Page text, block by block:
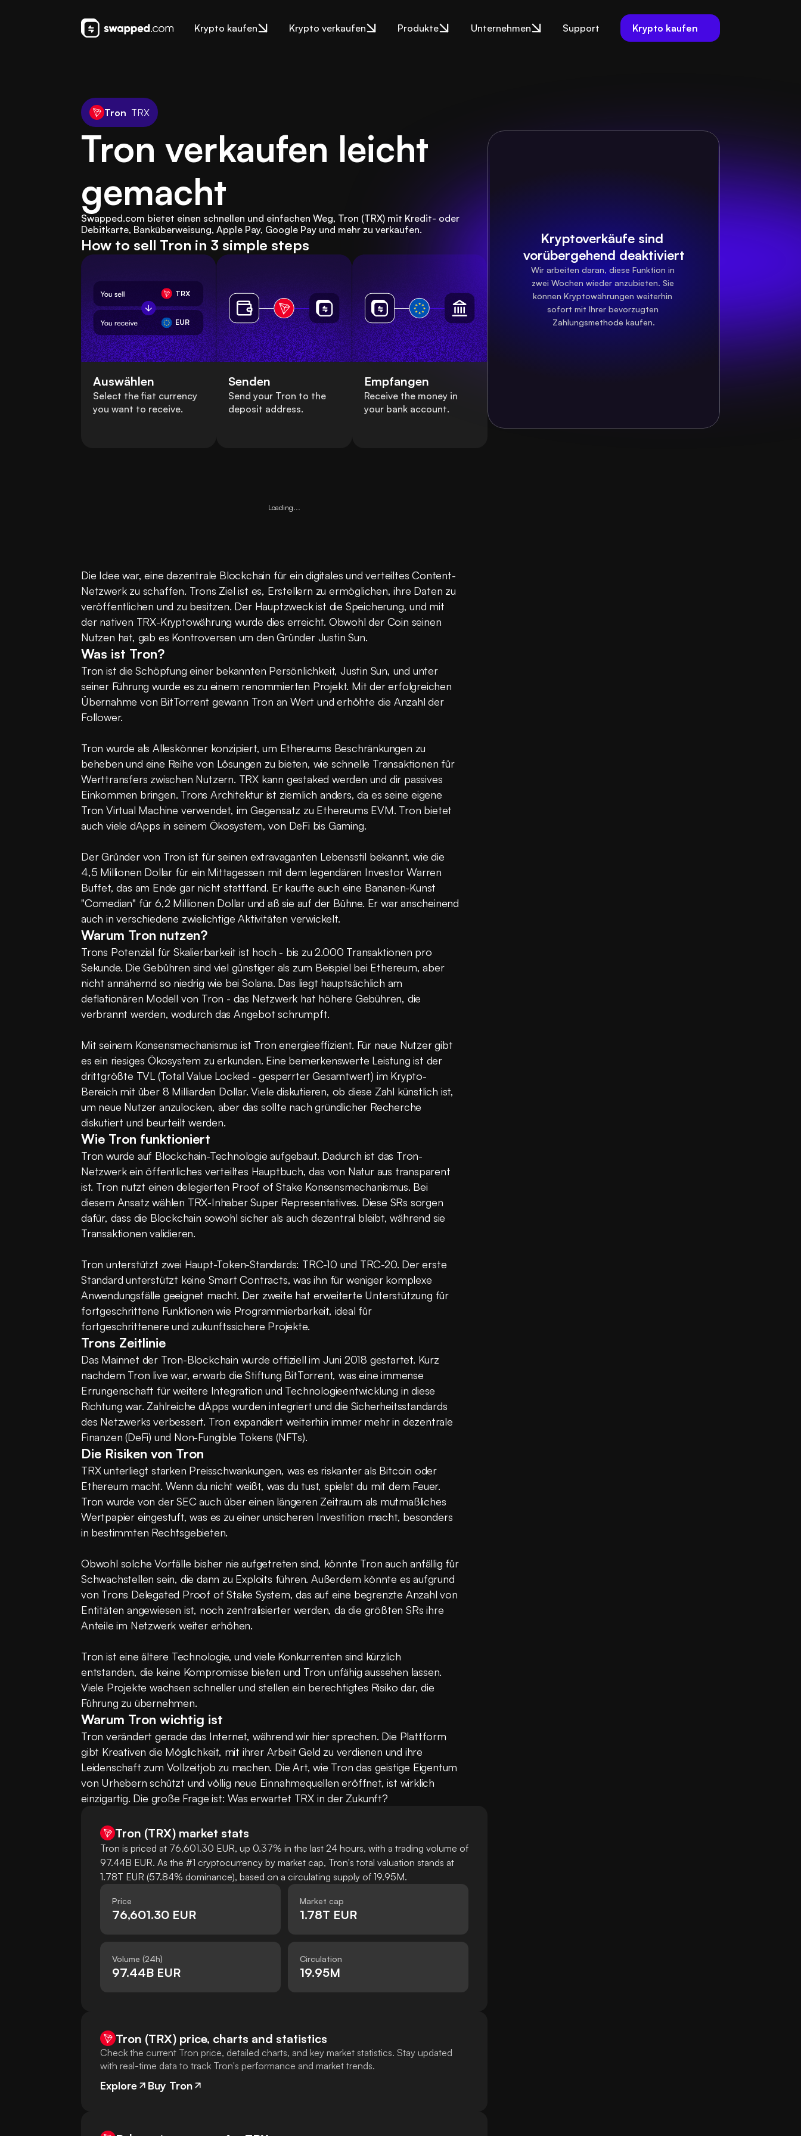
Krypto kaufen Krypto verkaufen Produkte Unternehmen Support Krypto kaufen
Tron TRX
Tron verkaufen leicht
gemacht
Swapped.com bietet einen schnellen und einfachen Weg, Tron (TRX) mit Kredit- oder
Debitkarte, Banküberweisung, Apple Pay, Google Pay und mehr zu verkaufen.
How to sell Tron in 3 simple steps
TRX
EUR
Auswählen
Select the fiat currency
you want to receive.
Senden
Send your Tron to the
deposit address.
Empfangen
Receive the money in
your bank account.
Loading...
Die Idee war, eine dezentrale Blockchain für ein digitales und verteiltes Content-
Netzwerk zu schaffen. Trons Ziel ist es, Erstellern zu ermöglichen, ihre Daten zu
veröffentlichen und zu besitzen. Der Hauptzweck ist die Speicherung, und mit
der nativen TRX-Kryptowährung wurde dies erreicht. Obwohl der Coin seinen
Nutzen hat, gab es Kontroversen um den Gründer Justin Sun.
Was ist Tron?
Tron ist die Schöpfung einer bekannten Persönlichkeit, Justin Sun, und unter
seiner Führung wurde es zu einem renommierten Projekt. Mit der erfolgreichen
Übernahme von BitTorrent gewann Tron an Wert und erhöhte die Anzahl der
Follower.
Tron wurde als Alleskönner konzipiert, um Ethereums Beschränkungen zu
beheben und eine Reihe von Lösungen zu bieten, wie schnelle Transaktionen für
Werttransfers zwischen Nutzern. TRX kann gestaked werden und dir passives
Einkommen bringen. Trons Architektur ist ziemlich anders, da es seine eigene
Tron Virtual Machine verwendet, im Gegensatz zu Ethereums EVM. Tron bietet
auch viele dApps in seinem Ökosystem, von DeFi bis Gaming.
Der Gründer von Tron ist für seinen extravaganten Lebensstil bekannt, wie die
4,5 Millionen Dollar für ein Mittagessen mit dem legendären Investor Warren
Buffet, das am Ende gar nicht stattfand. Er kaufte auch eine Bananen-Kunst
"Comedian" für 6,2 Millionen Dollar und aß sie auf der Bühne. Er war anscheinend
auch in verschiedene zwielichtige Aktivitäten verwickelt.
Warum Tron nutzen?
Trons Potenzial für Skalierbarkeit ist hoch - bis zu 2.000 Transaktionen pro
Sekunde. Die Gebühren sind viel günstiger als zum Beispiel bei Ethereum, aber
nicht annähernd so niedrig wie bei Solana. Das liegt hauptsächlich am
deflationären Modell von Tron - das Netzwerk hat höhere Gebühren, die
verbrannt werden, wodurch das Angebot schrumpft.
Mit seinem Konsensmechanismus ist Tron energieeffizient. Für neue Nutzer gibt
es ein riesiges Ökosystem zu erkunden. Eine bemerkenswerte Leistung ist der
drittgrößte TVL (Total Value Locked - gesperrter Gesamtwert) im Krypto-
Bereich mit über 8 Milliarden Dollar. Viele diskutieren, ob diese Zahl künstlich ist,
um neue Nutzer anzulocken, aber das sollte nach gründlicher Recherche
diskutiert und beurteilt werden.
Wie Tron funktioniert
Tron wurde auf Blockchain-Technologie aufgebaut. Dadurch ist das Tron-
Netzwerk ein öffentliches verteiltes Hauptbuch, das von Natur aus transparent
ist. Tron nutzt einen delegierten Proof of Stake Konsensmechanismus. Bei
diesem Ansatz wählen TRX-Inhaber Super Representatives. Diese SRs sorgen
dafür, dass die Blockchain sowohl sicher als auch dezentral bleibt, während sie
Transaktionen validieren.
Tron unterstützt zwei Haupt-Token-Standards: TRC-10 und TRC-20. Der erste
Standard unterstützt keine Smart Contracts, was ihn für weniger komplexe
Anwendungsfälle geeignet macht. Der zweite hat erweiterte Unterstützung für
fortgeschrittene Funktionen wie Programmierbarkeit, ideal für
fortgeschrittenere und zukunftssichere Projekte.
Trons Zeitlinie
Das Mainnet der Tron-Blockchain wurde offiziell im Juni 2018 gestartet. Kurz
nachdem Tron live war, erwarb die Stiftung BitTorrent, was eine immense
Errungenschaft für weitere Integration und Technologieentwicklung in diese
Richtung war. Zahlreiche dApps wurden integriert und die Sicherheitsstandards
des Netzwerks verbessert. Tron expandiert weiterhin immer mehr in dezentrale
Finanzen (DeFi) und Non-Fungible Tokens (NFTs).
Die Risiken von Tron
TRX unterliegt starken Preisschwankungen, was es riskanter als Bitcoin oder
Ethereum macht. Wenn du nicht weißt, was du tust, spielst du mit dem Feuer.
Tron wurde von der SEC auch über einen längeren Zeitraum als mutmaßliches
Wertpapier eingestuft, was es zu einer unsicheren Investition macht, besonders
in bestimmten Rechtsgebieten.
Obwohl solche Vorfälle bisher nie aufgetreten sind, könnte Tron auch anfällig für
Schwachstellen sein, die dann zu Exploits führen. Außerdem könnte es aufgrund
von Trons Delegated Proof of Stake System, das auf eine begrenzte Anzahl von
Entitäten angewiesen ist, noch zentralisierter werden, da die größten SRs ihre
Anteile im Netzwerk weiter erhöhen.
Tron ist eine ältere Technologie, und viele Konkurrenten sind kürzlich
entstanden, die keine Kompromisse bieten und Tron unfähig aussehen lassen.
Viele Projekte wachsen schneller und stellen ein berechtigtes Risiko dar, die
Führung zu übernehmen.
Warum Tron wichtig ist
Tron verändert gerade das Internet, während wir hier sprechen. Die Plattform
gibt Kreativen die Möglichkeit, mit ihrer Arbeit Geld zu verdienen und ihre
Leidenschaft zum Vollzeitjob zu machen. Die Art, wie Tron das geistige Eigentum
von Urhebern schützt und völlig neue Einnahmequellen eröffnet, ist wirklich
einzigartig. Die große Frage ist: Was erwartet TRX in der Zukunft?
Tron (TRX) market stats
Tron is priced at 76,601.30 EUR, up 0.37% in the last 24 hours, with a trading volume of
97.44B EUR. As the #1 cryptocurrency by market cap, Tron's total valuation stands at
1.78T EUR (57.84% dominance), based on a circulating supply of 19.95M.
Price
76,601.30 EUR
Market cap
1.78T EUR
Volume (24h)
97.44B EUR
Circulation
19.95M
Tron (TRX) price, charts and statistics
Check the current Tron price, detailed charts, and key market statistics. Stay updated
with real-time data to track Tron's performance and market trends.
Explore Buy Tron
Kryptoverkäufe sind
vorübergehend deaktiviert
Wir arbeiten daran, diese Funktion in
zwei Wochen wieder anzubieten. Sie
können Kryptowährungen weiterhin
sofort mit Ihrer bevorzugten
Zahlungsmethode kaufen.